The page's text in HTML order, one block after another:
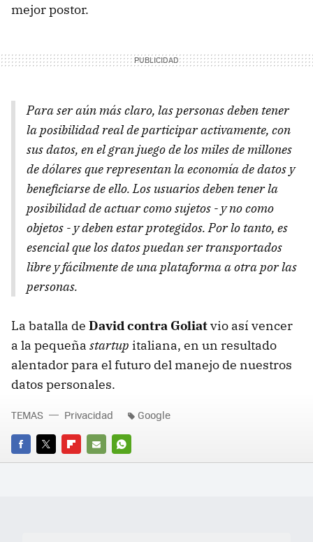
mejor postor.
Para ser aún más claro, las personas deben tener
la posibilidad real de participar activamente, con
sus datos, en el gran juego de los miles de millones
de dólares que representan la economía de datos y
beneficiarse de ello. Los usuarios deben tener la
posibilidad de actuar como sujetos - y no como
objetos - y deben estar protegidos. Por lo tanto, es
esencial que los datos puedan ser transportados
libre y fácilmente de una plataforma a otra por las
personas.
La batalla de David contra Goliatvio así vencer
a la pequeña startup italiana, en un resultado
alentador para el futuro del manejo de nuestros
datos personales.
FACEBOOK
TWITTERFLIPBOARD
E-
WHATSAPP
TEMAS Privacidad Google